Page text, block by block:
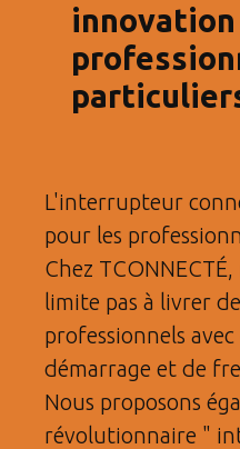
L'interrupteur
pour les
Chez
limite pas à livrer
professionnels avec
démarrage et de
Nous proposons
révolutionnaire "